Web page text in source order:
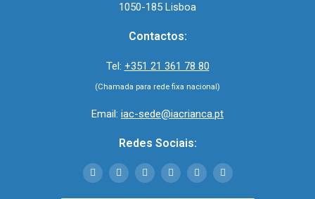
1050-185 Lisboa
Contactos:
Tel: +351 21 361 78 80
(Chamada para rede fixa nacional)
Email: iac-sede@iacrianca.pt
Redes Sociais: